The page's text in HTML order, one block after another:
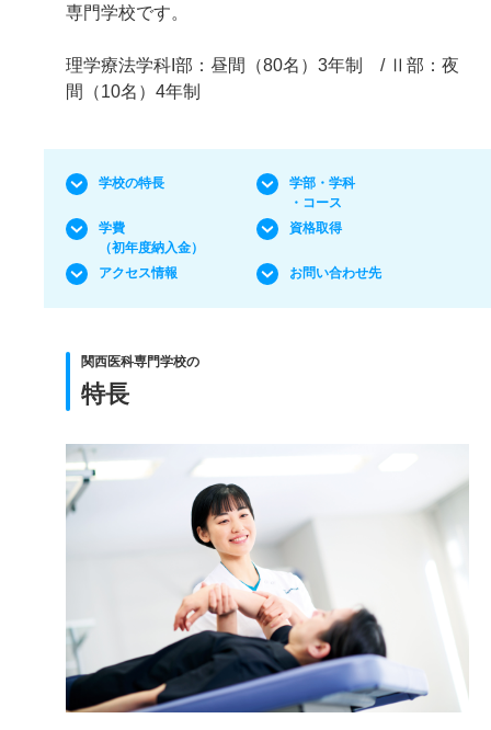
専門学校です。
理学療法学科I部：昼間（80名）3年制 / Ⅱ部：夜
間（10名）4年制
学校の特長
学部・学科
・コース
学費
（初年度納入金）
資格取得
アクセス情報 お問い合わせ先
関西医科専門学校の
特長